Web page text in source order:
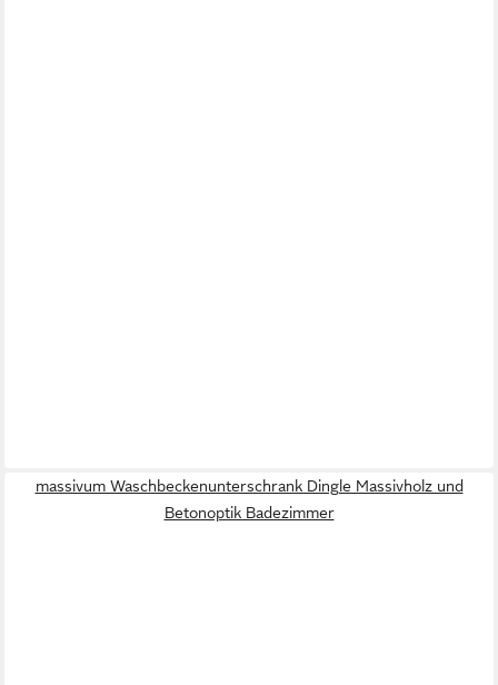
massivum Waschbeckenunterschrank Dingle Massivholz und
Betonoptik Badezimmer